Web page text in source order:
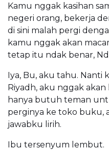
Kamu nggak kasihan
negeri orang, bekerja
di sini malah pergi
kamu nggak akan
tetap itu ndak benar,
Iya, Bu, aku tahu. Nanti
Riyadh, aku nggak akan
hanya butuh teman
perginya ke toko buku,
jawabku lirih.
Ibu tersenyum lembut.